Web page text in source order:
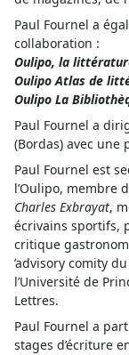
Paul Fournel a
collaboration :
Oulipo, la
Oulipo Atlas de
Oulipo La
Paul Fournel a
(Bordas) avec une
Paul Fournel est
l’Oulipo, membre
Charles Exbrayat,
écrivains sportifs,
critique
’advisory comity
l’Université de
Lettres.
Paul Fournel a
stages d’écriture